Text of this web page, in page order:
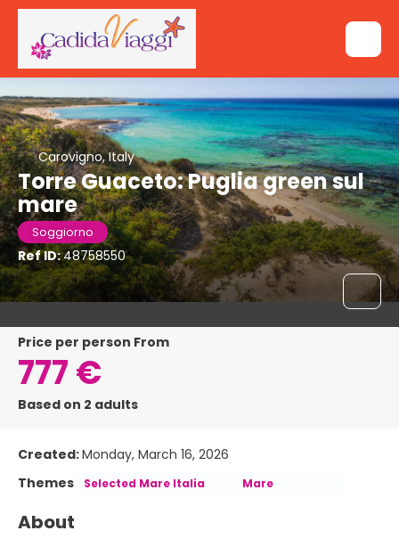
Carovigno, Italy
Torre Guaceto: Puglia green sul
mare
Soggiorno
Ref ID:48758550
price per person From
777 €
Based on 2 adults
Created:Monday, March 16, 2026
Themes
Selected Mare Italia Mare
About